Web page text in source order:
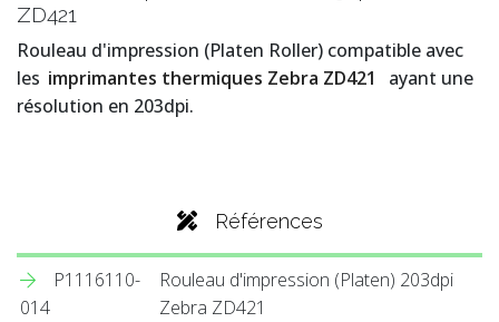
ZD421
Rouleau d'impression (Platen Roller) compatible avec
les imprimantes thermiques Zebra ZD421
ayant une
résolution en 203dpi.
Références
P1116110-
014
Rouleau d'impression (Platen) 203dpi
Zebra ZD421